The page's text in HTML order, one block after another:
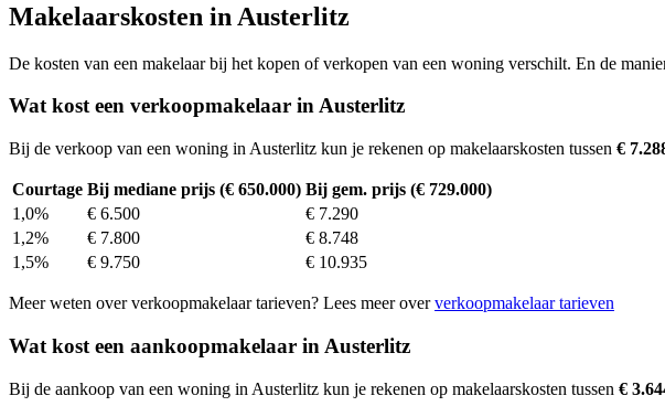
Makelaarskosten in Austerlitz
De kosten van een makelaar bij het kopen of verkopen van een woning verschilt. En de
Wat kost een verkoopmakelaar in Austerlitz
Bij de verkoop van een woning in Austerlitz kun je rekenen op makelaarskosten tussen €
Courtage Bij mediane prijs (€ 650.000) Bij gem. prijs (€ 729.000)
1,0%
€ 6.500
€ 7.290
1,2%
€ 7.800
€ 8.748
1,5%
€ 9.750 € 10.935
Meer weten over verkoopmakelaar tarieven? Lees meer oververkoopmakelaar tarieven
Wat kost een aankoopmakelaar in Austerlitz
Bij de aankoop van een woning in Austerlitz kun je rekenen op makelaarskosten tussen €